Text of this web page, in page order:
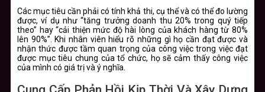
Các mục tiêu cần phải có tính khả thi, cụ thể và có thể đo lường
được, ví dụ như “tăng trưởng doanh thu 20% trong quý tiếp
theo” hay “cải thiện mức độ hài lòng của khách hàng từ 80%
lên 90%”. Khi nhân viên hiểu rõ những gì họ cần đạt được và
nhận thức được tầm quan trọng của công việc trong việc đạt
được mục tiêu chung của tổ chức, họ sẽ cảm thấy công việc
của mình có giá trị và ý nghĩa.